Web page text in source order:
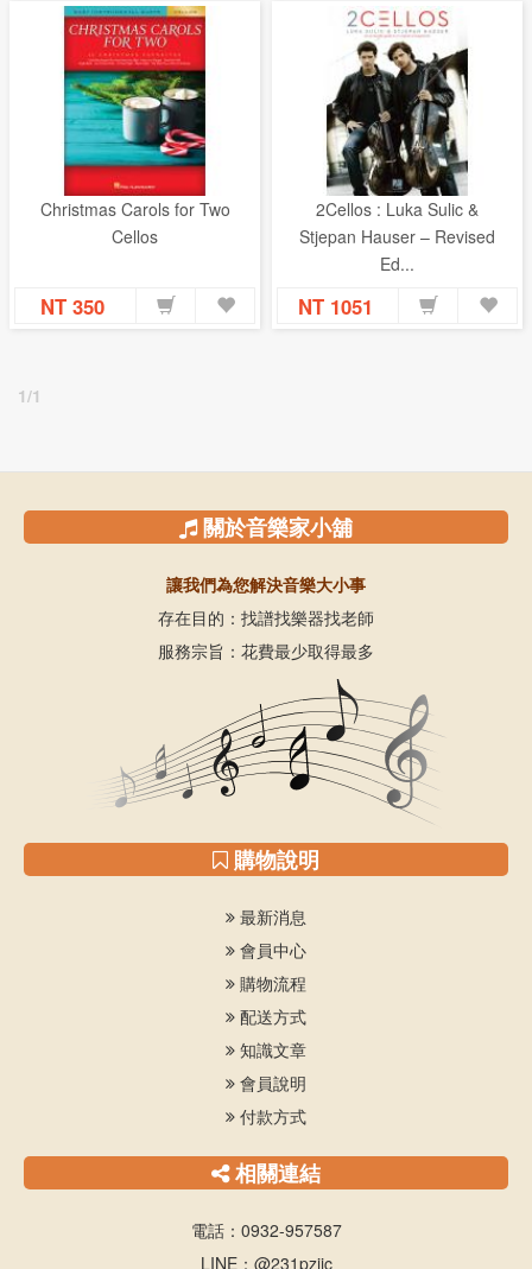
Christmas Carols for Two
Cellos
NT 350
2Cellos : Luka Sulic &
Stjepan Hauser – Revised
Ed...
NT 1051
1/1
關於音樂家小舖
讓我們為您解決音樂大小事
存在目的：找譜找樂器找老師
服務宗旨：花費最少取得最多
購物說明
最新消息
會員中心
購物流程
配送方式
知識文章
會員說明
付款方式
相關連結
電話：0932-957587
LINE：@231pzjic